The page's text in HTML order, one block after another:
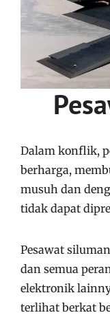
Dalam konflik,
berharga,
musuh dan
tidak dapat
Pesawat
dan semua
elektronik
terlihat berkat